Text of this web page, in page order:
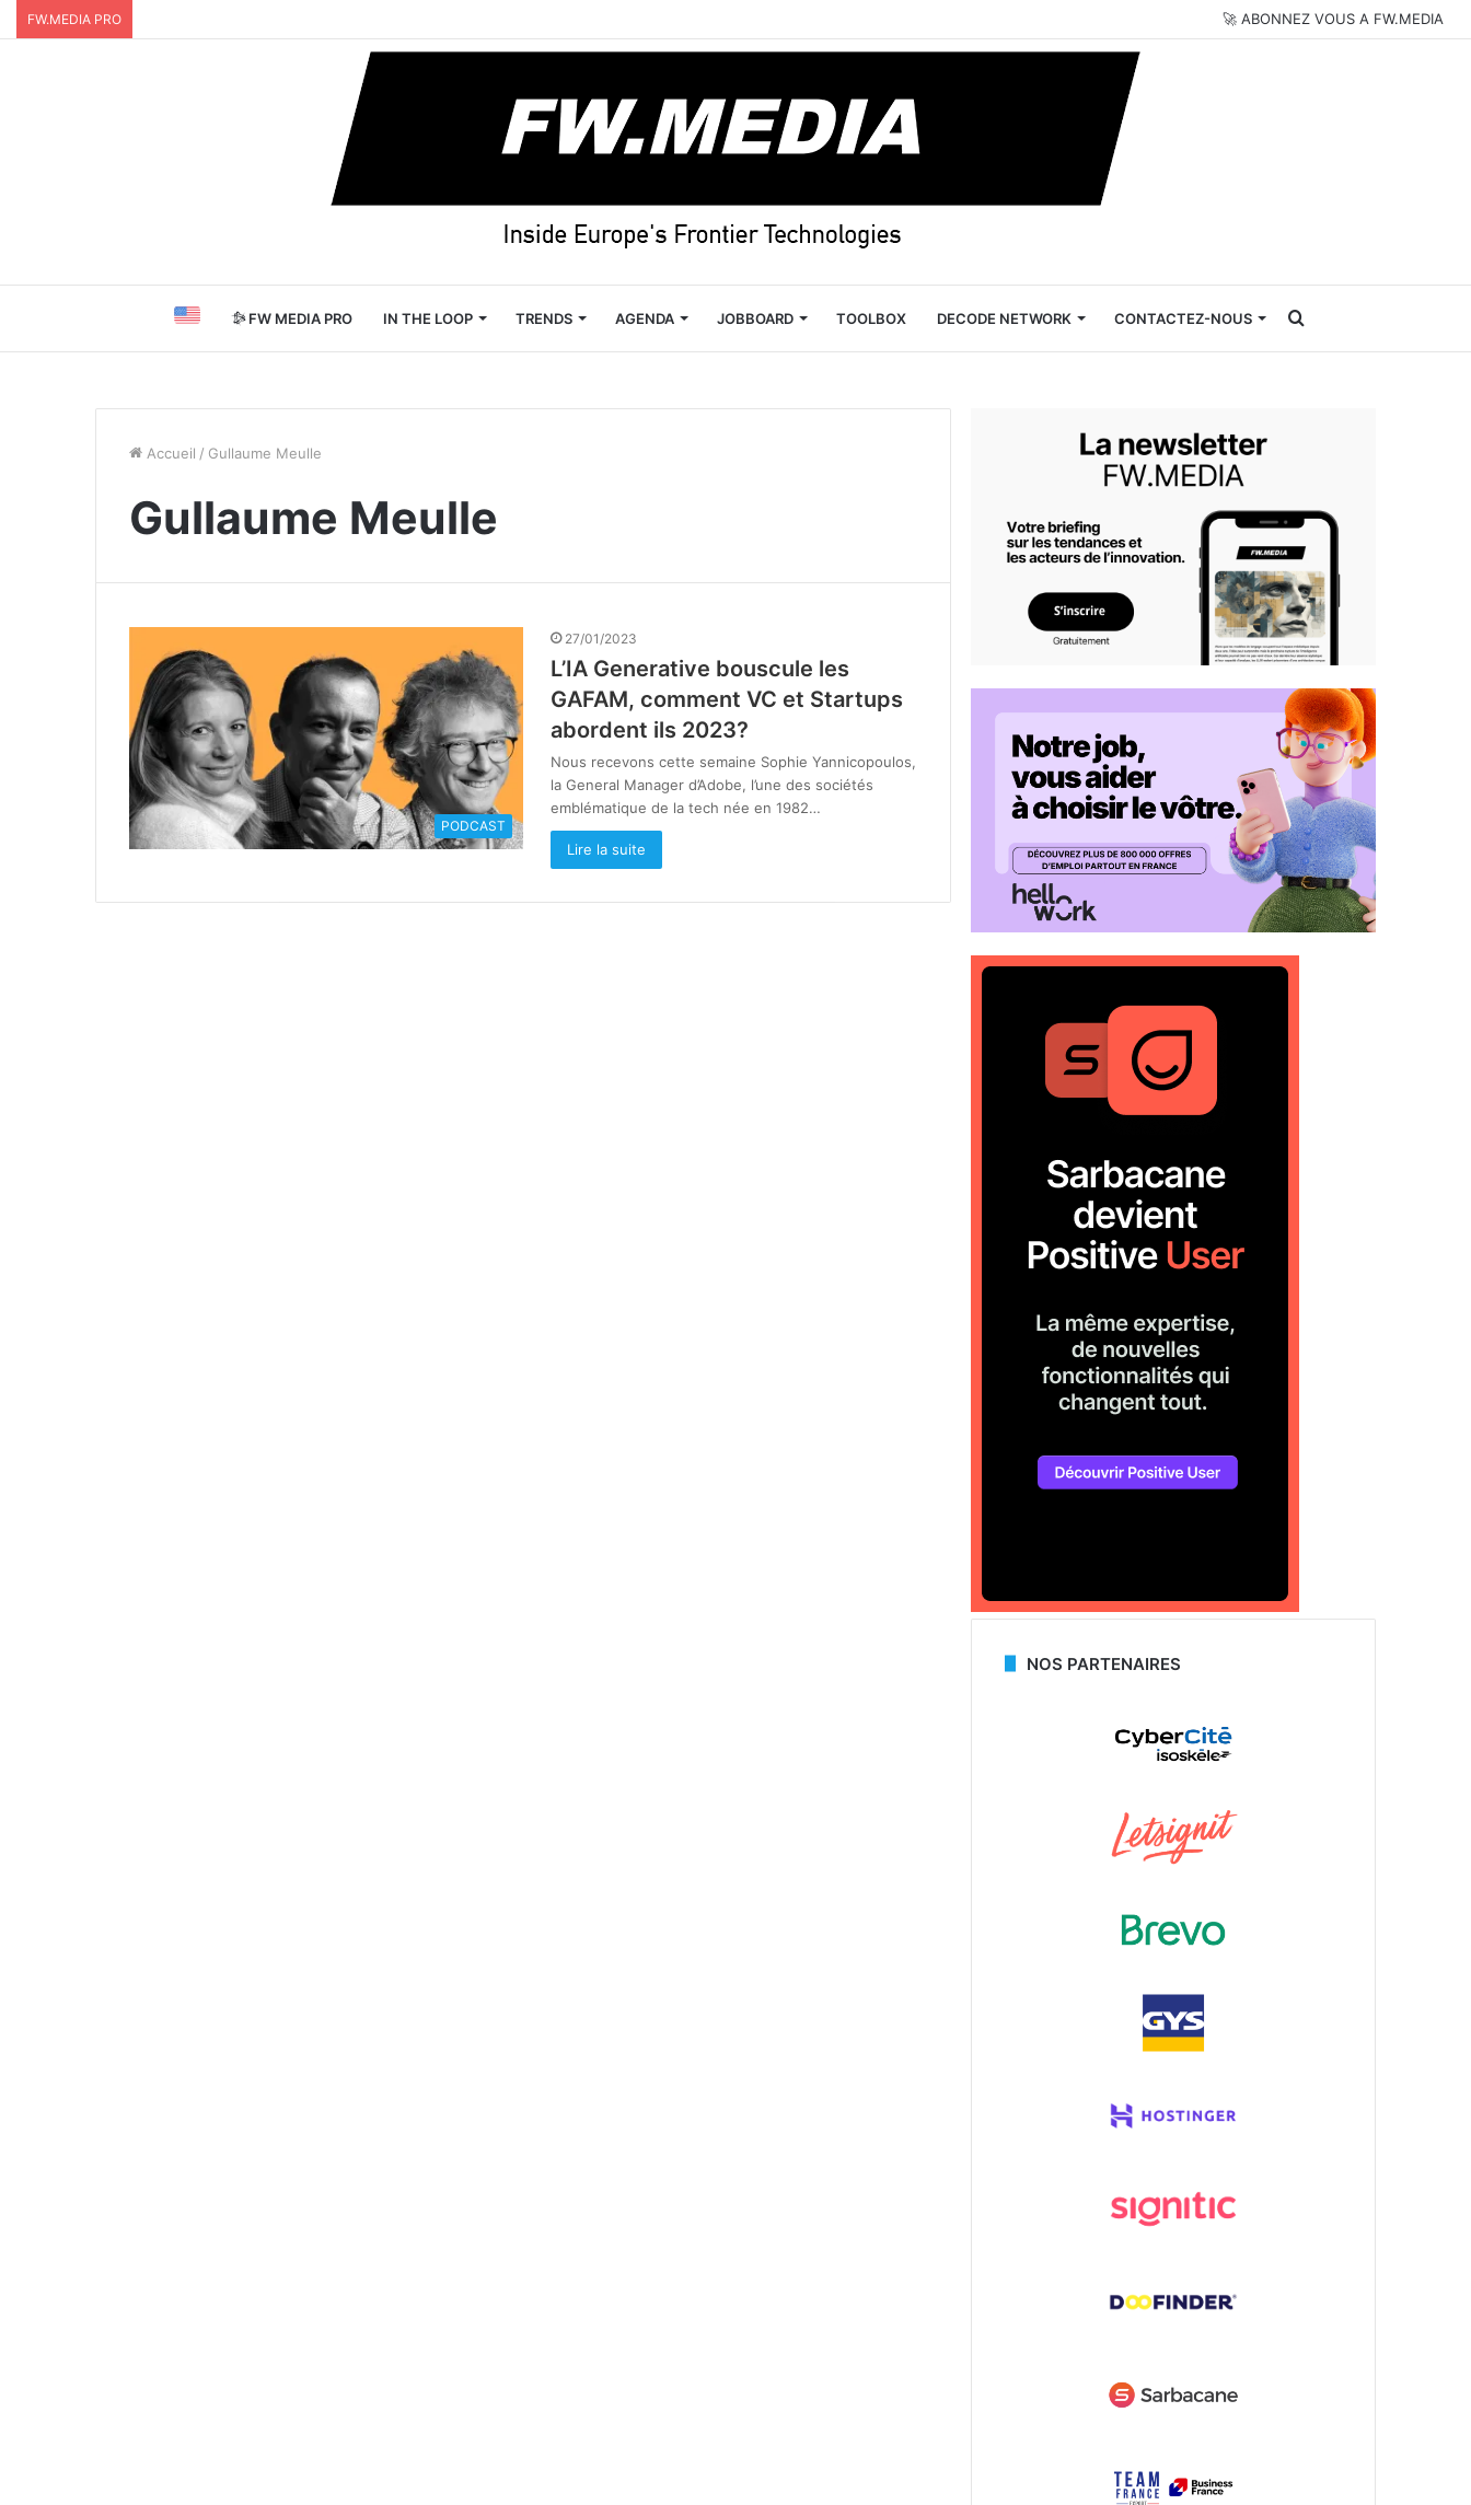
FW.MEDIA PRO 🚀 ABONNEZ VOUS A FW.MEDIA
FW MEDIA PRO IN THE LOOP TRENDS AGENDA JOBBOARD TOOLBOX DECODE NETWORK CONTACTEZ-NOUS Rechercher
Accueil / Gullaume Meulle
Gullaume Meulle
PODCAST
27/01/2023
L’IA Generative bouscule les
GAFAM, comment VC et Startups
abordent ils 2023?
Nous recevons cette semaine Sophie Yannicopoulos,
la General Manager d’Adobe, l’une des sociétés
emblématique de la tech née en 1982…
Lire la suite
NOS PARTENAIRES